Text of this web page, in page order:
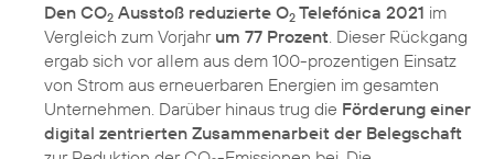
Den CO2 Ausstoß reduzierte O2 Telefónica 2021 im
Vergleich zum Vorjahr um 77 Prozent. Dieser Rückgang
ergab sich vor allem aus dem 100-prozentigen Einsatz
von Strom aus erneuerbaren Energien im gesamten
Unternehmen. Darüber hinaus trug die Förderung einer
digital zentrierten Zusammenarbeit der Belegschaft